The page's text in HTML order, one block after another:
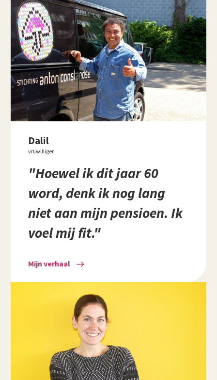
Dalil
vrijwilliger
"Hoewel ik dit jaar 60
word, denk ik nog lang
niet aan mijn pensioen. Ik
voel mij fit."
Mijn verhaal